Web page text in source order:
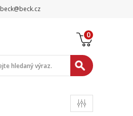
beck@beck.cz
0